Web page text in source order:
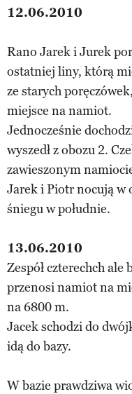
12.06.2010
Rano Jarek i Jurek
ostatniej liny, którą
ze starych
miejsce na namiot.
Jednocześnie
wyszedł z obozu 2.
zawieszonym
Jarek i Piotr nocują w
śniegu w południe.
13.06.2010
Zespół czterechch ale
przenosi namiot na
na 6800 m.
Jacek schodzi do
idą do bazy.
W bazie prawdziwa